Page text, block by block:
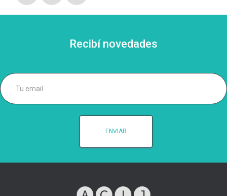
Recibí novedades